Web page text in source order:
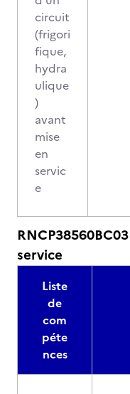
circuit
(frigori
fique,
hydra
ulique
)
avant
mise
en
servic
e
service
Liste
de
com
péte
nces